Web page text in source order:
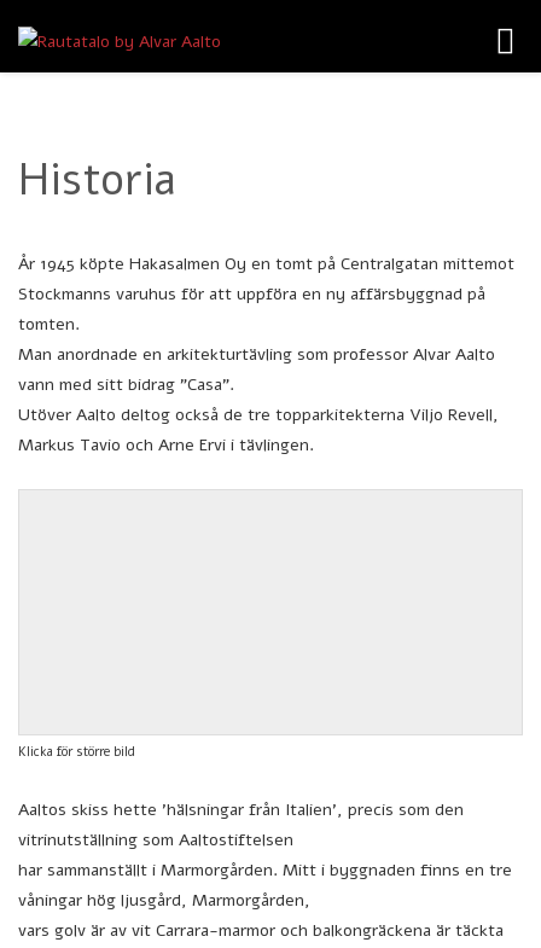
Historia
År 1945 köpte Hakasalmen Oy en tomt på Centralgatan mittemot
Stockmanns varuhus för att uppföra en ny affärsbyggnad på
tomten.
Man anordnade en arkitekturtävling som professor Alvar Aalto
vann med sitt bidrag ”Casa”.
Utöver Aalto deltog också de tre topparkitekterna Viljo Revell,
Markus Tavio och Arne Ervi i tävlingen.
Klicka för större bild
Aaltos skiss hette ’hälsningar från Italien’, precis som den
vitrinutställning som Aaltostiftelsen
har sammanställt i Marmorgården. Mitt i byggnaden finns en tre
våningar hög ljusgård, Marmorgården,
vars golv är av vit Carrara-marmor och balkongräckena är täckta